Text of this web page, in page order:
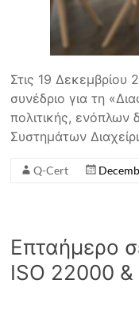
Στις 19 Δεκεμβρίου
συνέδριο για τη
πολιτικής, ενόπλων
Συστημάτων
Q-Cert
Επταήμερο
ISO 22000 &